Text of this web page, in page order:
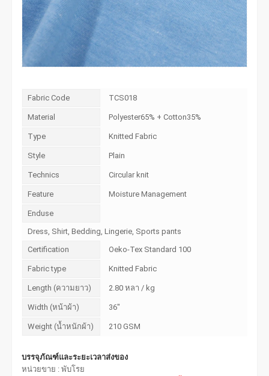
Fabric Code TCS018
Material Polyester65% + Cotton35%
Type Knitted Fabric
Style Plain
Technics Circular knit
Feature Moisture Management
Enduse
Dress, Shirt, Bedding, Lingerie, Sports pants
Certification
Oeko-Tex Standard 100
Fabric type Knitted Fabric
Length (ความยาว) 2.80 หลา / kg
Width (หน้าผ้า) 36"
Weight (น้ำหนักผ้า) 210 GSM
บรรจุภัณฑ์และระยะเวลาส่งของ
หน่วยขาย : พับโรย